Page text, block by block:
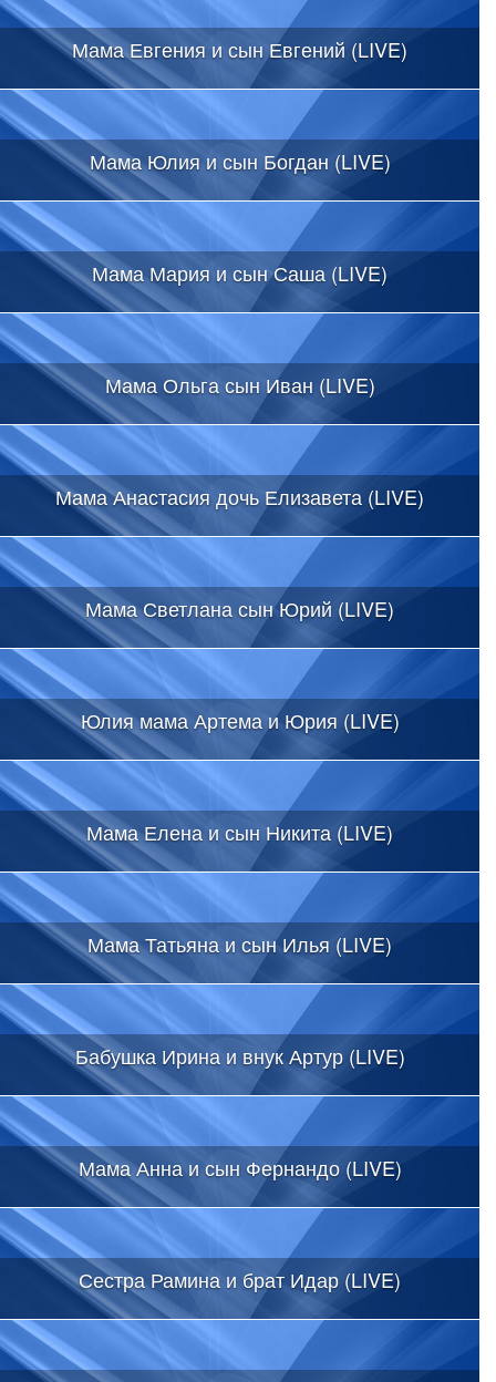
Мама Евгения и сын Евгений (LIVE)
Мама Юлия и сын Богдан (LIVE)
Мама Мария и сын Саша (LIVE)
Мама Ольга сын Иван (LIVE)
Мама Анастасия дочь Елизавета (LIVE)
Мама Светлана сын Юрий (LIVE)
Юлия мама Артема и Юрия (LIVE)
Мама Елена и сын Никита (LIVE)
Мама Татьяна и сын Илья (LIVE)
Бабушка Ирина и внук Артур (LIVE)
Мама Анна и сын Фернандо (LIVE)
Сестра Рамина и брат Идар (LIVE)